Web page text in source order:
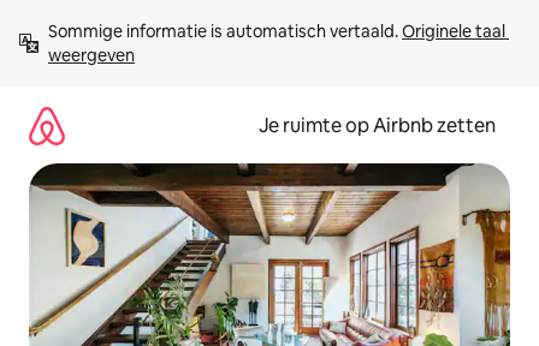
direct
naar
Sommige informatie is automatisch vertaald. Originele taal
weergeven
Je ruimte op Airbnb zetten